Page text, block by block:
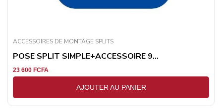
ACCESSOIRES DE MONTAGE SPLITS
POSE SPLIT SIMPLE+ACCESSOIRE 9...
23 600 FCFA
AJOUTER AU PANIER